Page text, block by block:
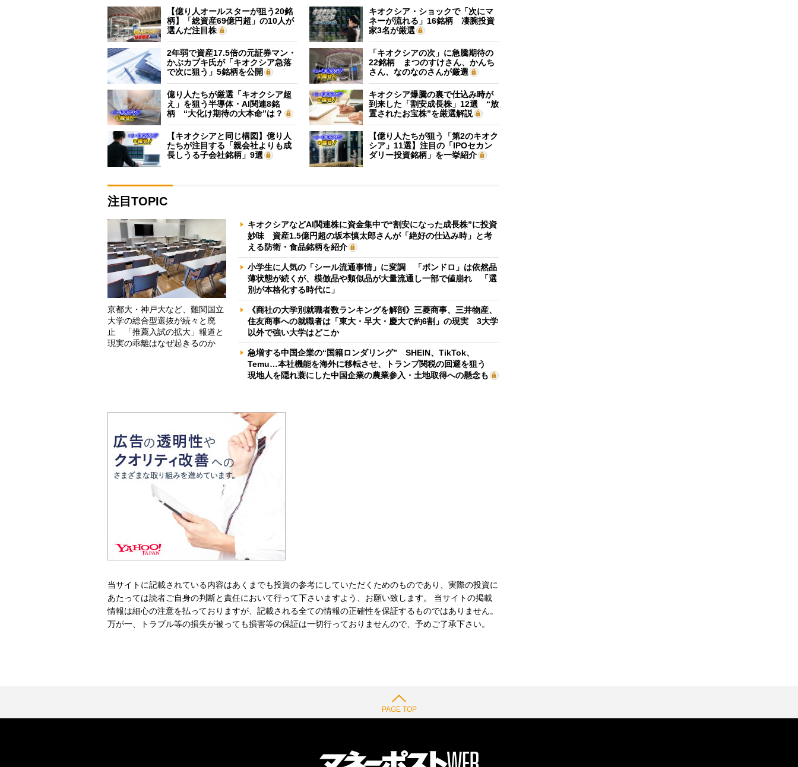
【億り人オールスターが狙う20銘
柄】「総資産69億円超」の10人が
選んだ注目株
キオクシア・ショックで「次にマ
ネーが流れる」16銘柄 凄腕投資
家3名が厳選
2年弱で資産17.5倍の元証券マン・
かぶカブキ氏が「キオクシア急落
で次に狙う」5銘柄を公開
「キオクシアの次」に急騰期待の
22銘柄 まつのすけさん、かんち
さん、なのなのさんが厳選
億り人たちが厳選「キオクシア超
え」を狙う半導体・AI関連8銘
柄 “大化け期待の大本命”は？
キオクシア爆騰の裏で仕込み時が
到来した「割安成長株」12選 “放
置されたお宝株”を厳選解説
【キオクシアと同じ構図】億り人
たちが注目する「親会社よりも成
長しうる子会社銘柄」9選
【億り人たちが狙う「第2のキオク
シア」11選】注目の「IPOセカン
ダリー投資銘柄」を一挙紹介
注目TOPIC
京都大・神戸大など、難関国立
大学の総合型選抜が続々と廃
止 「推薦入試の拡大」報道と
現実の乖離はなぜ起きるのか
キオクシアなどAI関連株に資金集中で“割安になった成長株”に投資
妙味 資産1.5億円超の坂本慎太郎さんが「絶好の仕込み時」と考
える防衛・食品銘柄を紹介
小学生に人気の「シール流通事情」に変調 「ボンドロ」は依然品
薄状態が続くが、模倣品や類似品が大量流通し一部で値崩れ 「選
別が本格化する時代に」
《商社の大学別就職者数ランキングを解剖》三菱商事、三井物産、
住友商事への就職者は「東大・早大・慶大で約6割」の現実 3大学
以外で強い大学はどこか
急増する中国企業の“国籍ロンダリング” SHEIN、TikTok、
Temu…本社機能を海外に移転させ、トランプ関税の回避を狙う
現地人を隠れ蓑にした中国企業の農業参入・土地取得への懸念も
当サイトに記載されている内容はあくまでも投資の参考にしていただくためのものであり、実際の投資に
あたっては読者ご自身の判断と責任において行って下さいますよう、お願い致します。 当サイトの掲載
情報は細心の注意を払っておりますが、記載される全ての情報の正確性を保証するものではありません。
万が一、トラブル等の損失が被っても損害等の保証は一切行っておりませんので、予めご了承下さい。
PAGE TOP